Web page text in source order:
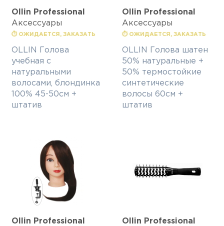
Ollin Professional
Аксессуары
⏱ ОЖИДАЕТСЯ, ЗАКАЗАТЬ
OLLIN Голова
учебная с
натуральными
волосами, блондинка
100% 45-50см +
штатив
Ollin Professional
Аксессуары
⏱ ОЖИДАЕТСЯ, ЗАКАЗАТЬ
OLLIN Голова шатен
50% натуральные +
50% термостойкие
синтетические
волосы 60см +
штатив
Ollin Professional
Ollin Professional